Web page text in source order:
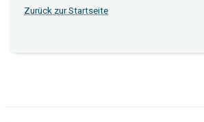
Zurück zur Startseite